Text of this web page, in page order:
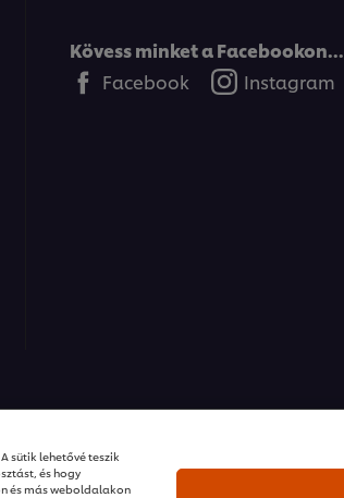
Kövess minket a Facebookon...
Facebook
Instagram
sütik lehetővé teszik
és hogy
és más weboldalakon